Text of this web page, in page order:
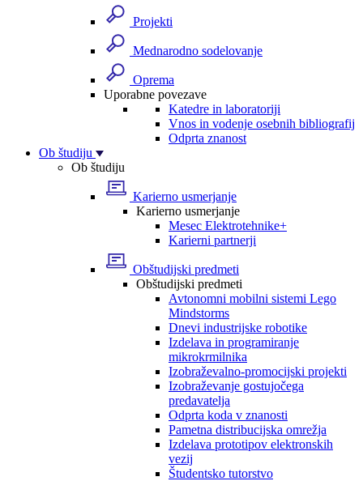
Projekti
Mednarodno sodelovanje
Oprema
Uporabne povezave
Katedre in laboratoriji
Vnos in vodenje osebnih bibliografij
Odprta znanost
Ob študiju
Ob študiju
Karierno usmerjanje
Karierno usmerjanje
Mesec Elektrotehnike+
Karierni partnerji
Obštudijski predmeti
Obštudijski predmeti
Avtonomni mobilni sistemi Lego
Mindstorms
Dnevi industrijske robotike
Izdelava in programiranje
mikrokrmilnika
Izobraževalno-promocijski projekti
Izobraževanje gostujočega
predavatelja
Odprta koda v znanosti
Pametna distribucijska omrežja
Izdelava prototipov elektronskih
vezij
Študentsko tutorstvo